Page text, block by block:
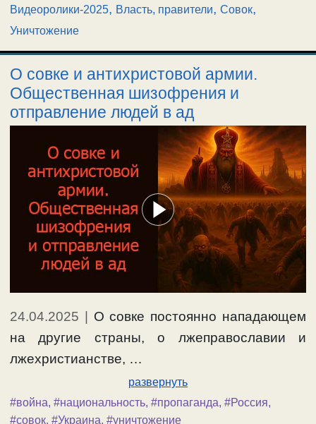
Видеоролики-2025, Власть, правители, Совок,
Уничтожение
О совке и антихристовой армии.
Общественная шизофрения и
отправление людей в ад
24.04.2025 | О совке постоянно нападающем
на другие страны, о лжеправославии и
лжехристианстве, …
развернуть
#война, #национальность, #пропаганда, #Россия,
#совок, #Украина, #уничтожение